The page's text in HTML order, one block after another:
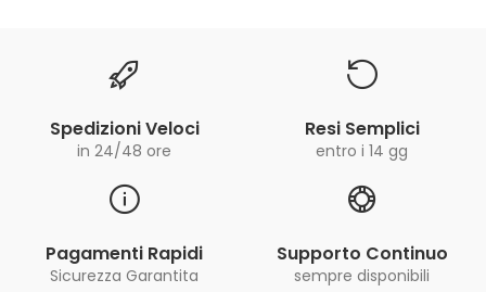
Spedizioni Veloci
in 24/48 ore
Resi Semplici
entro i 14 gg
Pagamenti Rapidi
Sicurezza Garantita
Supporto Continuo
sempre disponibili